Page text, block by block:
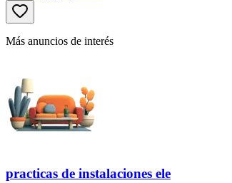
Más anuncios de interés
practicas de instalaciones ele